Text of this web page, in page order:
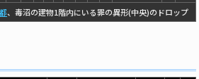
、毒沼の建物1階内にいる罪の異形(中央)のドロップ